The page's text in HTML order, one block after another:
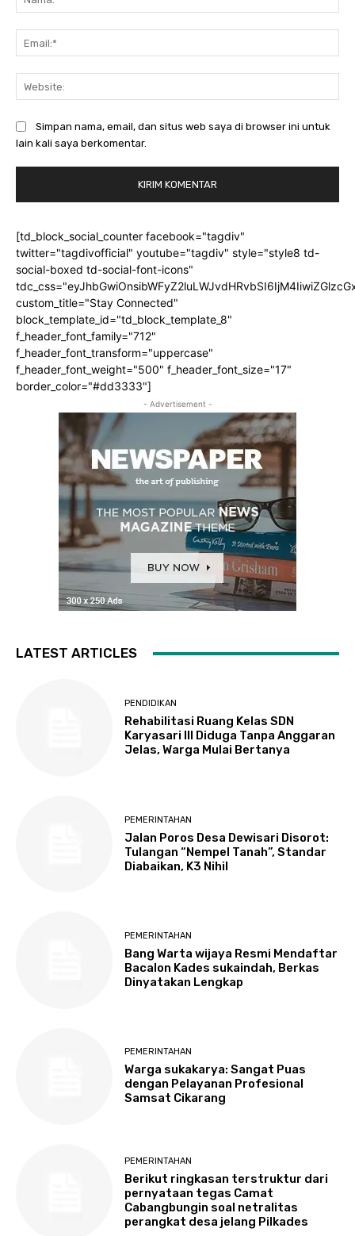
Simpan nama, email, dan situs web saya di browser ini untuk
lain kali saya berkomentar.
[td_block_social_counter facebook="tagdiv"
twitter="tagdivofficial" youtube="tagdiv" style="style8 td-
social-boxed td-social-font-icons"
custom_title="Stay Connected"
block_template_id="td_block_template_8"
f_header_font_family="712"
f_header_font_transform="uppercase"
f_header_font_weight="500" f_header_font_size="17"
border_color="#dd3333"]
- Advertisement -
LATEST ARTICLES
PENDIDIKAN
Rehabilitasi Ruang Kelas SDN
Karyasari III Diduga Tanpa Anggaran
Jelas, Warga Mulai Bertanya
PEMERINTAHAN
Jalan Poros Desa Dewisari Disorot:
Tulangan “Nempel Tanah”, Standar
Diabaikan, K3 Nihil
PEMERINTAHAN
Bang Warta wijaya Resmi Mendaftar
Bacalon Kades sukaindah, Berkas
Dinyatakan Lengkap
PEMERINTAHAN
Warga sukakarya: Sangat Puas
dengan Pelayanan Profesional
Samsat Cikarang
PEMERINTAHAN
Berikut ringkasan terstruktur dari
pernyataan tegas Camat
Cabangbungin soal netralitas
perangkat desa jelang Pilkades